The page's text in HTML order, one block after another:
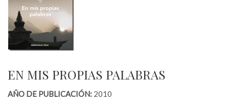
EN MIS PROPIAS PALABRAS
AÑO DE PUBLICACIÓN: 2010